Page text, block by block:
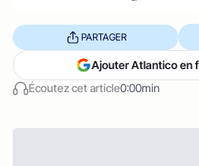
Écoutez cet article0:00min
PARTAGER
Ajouter Atlantico en